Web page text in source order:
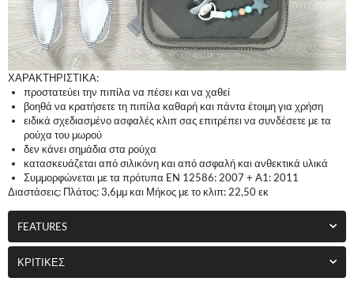
ΧΑΡΑΚΤΗΡΙΣΤΙΚΑ:
προστατεύει την πιπίλα να πέσει και να χαθεί
βοηθά να κρατήσετε τη πιπίλα καθαρή και πάντα έτοιμη για χρήση
ειδικά σχεδιασμένο ασφαλές κλιπ σας επιτρέπει να συνδέσετε με τα
ρούχα του μωρού
δεν κάνει σημάδια στα ρούχα
κατασκευάζεται από σιλικόνη και από ασφαλή και ανθεκτικά υλικά
Συμμορφώνεται με τα πρότυπα EN 12586: 2007 + A1: 2011
Διαστάσεις: Πλάτος: 3,6μμ και Μήκος με το κλιπ: 22,50 εκ
FEATURES
ΚΡΙΤΙΚΈΣ